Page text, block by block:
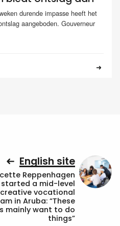
durende impasse heeft het
aangeboden. Gouverneur
English site
Reppenhagen
started a mid-level
creative vocational
in Aruba: “These
mainly want to do
things”